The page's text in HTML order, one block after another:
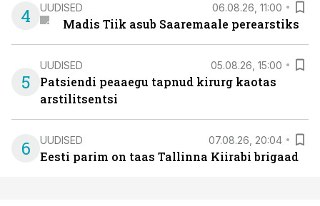
4 UUDISED 06.08.26, 11:00
Madis Tiik asub Saaremaale perearstiks
5
UUDISED 05.08.26, 15:00
Patsiendi peaaegu tapnud kirurg kaotas
arstilitsentsi
6 UUDISED 07.08.26, 20:04
Eesti parim on taas Tallinna Kiirabi brigaad